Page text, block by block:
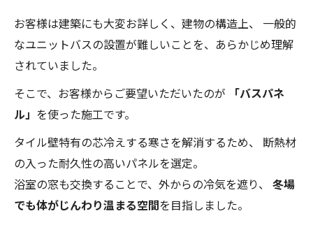
お客様は建築にも大変お詳しく、建物の構造上、 一般的
なユニットバスの設置が難しいことを、あらかじめ理解
されていました。
そこで、お客様からご要望いただいたのが
「バスパネ
ル」 を使った施工です。
タイル壁特有の芯冷えする寒さを解消するため、 断熱材
の入った耐久性の高いパネルを選定。
浴室の窓も交換することで、外からの冷気を遮り、 冬場
でも体がじんわり温まる空間を目指しました。